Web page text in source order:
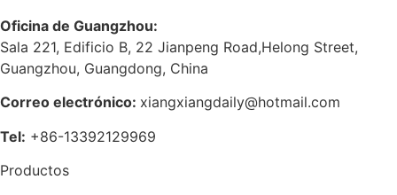
Oficina de Guangzhou:
Sala 221, Edificio B, 22 Jianpeng Road,Helong Street,
Guangzhou, Guangdong, China
Correo electrónico: xiangxiangdaily@hotmail.com
Tel: +86-13392129969
Productos